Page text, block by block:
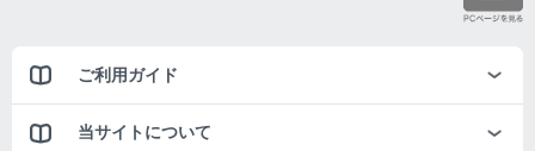
ご利用ガイド
当サイトについて